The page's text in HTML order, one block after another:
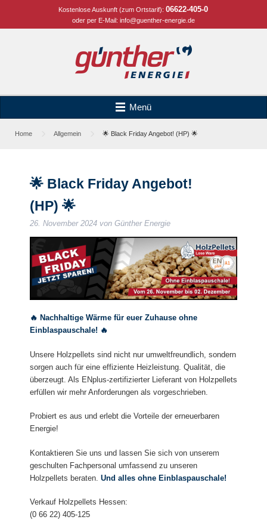
Kostenlose Auskunft (zum Ortstarif):06622-405-0
oder per E-Mail: info@guenther-energie.de
Menü
Home Allgemein 🌟 Black Friday Angebot! (HP) 🌟
🌟 Black Friday Angebot!
(HP) 🌟
26. November 2024 von Günther Energie
🔥 Nachhaltige Wärme für euer Zuhause ohne
Einblaspauschale! 🔥
Unsere Holzpellets sind nicht nur umweltfreundlich, sondern
sorgen auch für eine effiziente Heizleistung. Qualität, die
überzeugt. Als ENplus-zertifizierter Lieferant von Holzpellets
erfüllen wir mehr Anforderungen als vorgeschrieben.
Probiert es aus und erlebt die Vorteile der erneuerbaren
Energie!
Kontaktieren Sie uns und lassen Sie sich von unserem
geschulten Fachpersonal umfassend zu unseren
Holzpellets beraten. Und alles ohne Einblaspauschale!
Verkauf Holzpellets Hessen:
(0 66 22) 405-125